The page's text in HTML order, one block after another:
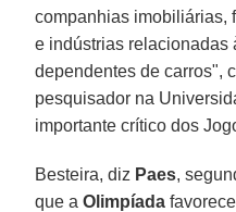
companhias imobiliárias,
e indústrias relacionadas
dependentes de carros",
pesquisador na
importante crítico dos
Besteira, diz Paes,
que aOlimpíada